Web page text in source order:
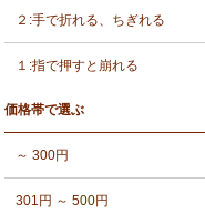
２:手で折れる、ちぎれる
１:指で押すと崩れる
価格帯で選ぶ
～ 300円
301円 ～ 500円